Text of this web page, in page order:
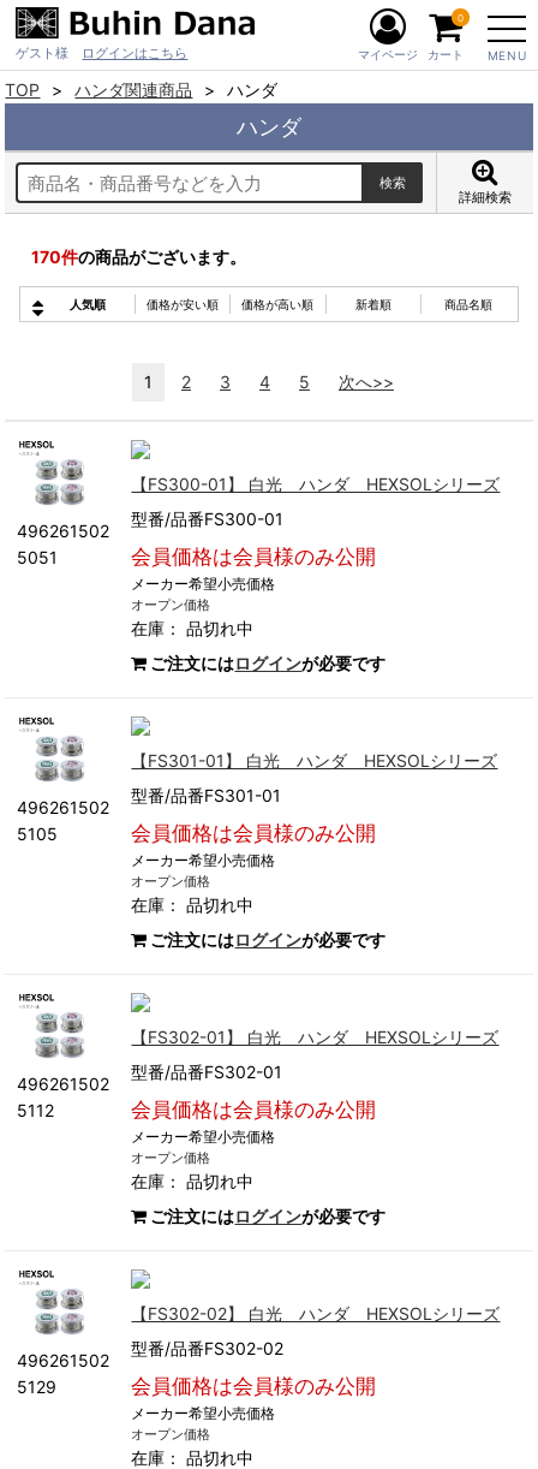
ゲスト様 ログインはこちら MENU
マイページ カート
0
TOP ハンダ関連商品 ハンダ
ハンダ
詳細検索
170件の商品がございます。
人気順 価格が安い順 価格が高い順 新着順 商品名順
1 2 3 4 5 次へ>>
496261502
5051
【FS300-01】 白光 ハンダ HEXSOLシリーズ
型番/品番FS300-01
会員価格は会員様のみ公開
メーカー希望小売価格
オープン価格
在庫：品切れ中
ご注文にはログインが必要です
496261502
5105
【FS301-01】 白光 ハンダ HEXSOLシリーズ
型番/品番FS301-01
会員価格は会員様のみ公開
メーカー希望小売価格
オープン価格
在庫：品切れ中
ご注文にはログインが必要です
496261502
5112
【FS302-01】 白光 ハンダ HEXSOLシリーズ
型番/品番FS302-01
会員価格は会員様のみ公開
メーカー希望小売価格
オープン価格
在庫：品切れ中
ご注文にはログインが必要です
496261502
5129
【FS302-02】 白光 ハンダ HEXSOLシリーズ
型番/品番FS302-02
会員価格は会員様のみ公開
メーカー希望小売価格
オープン価格
在庫：品切れ中